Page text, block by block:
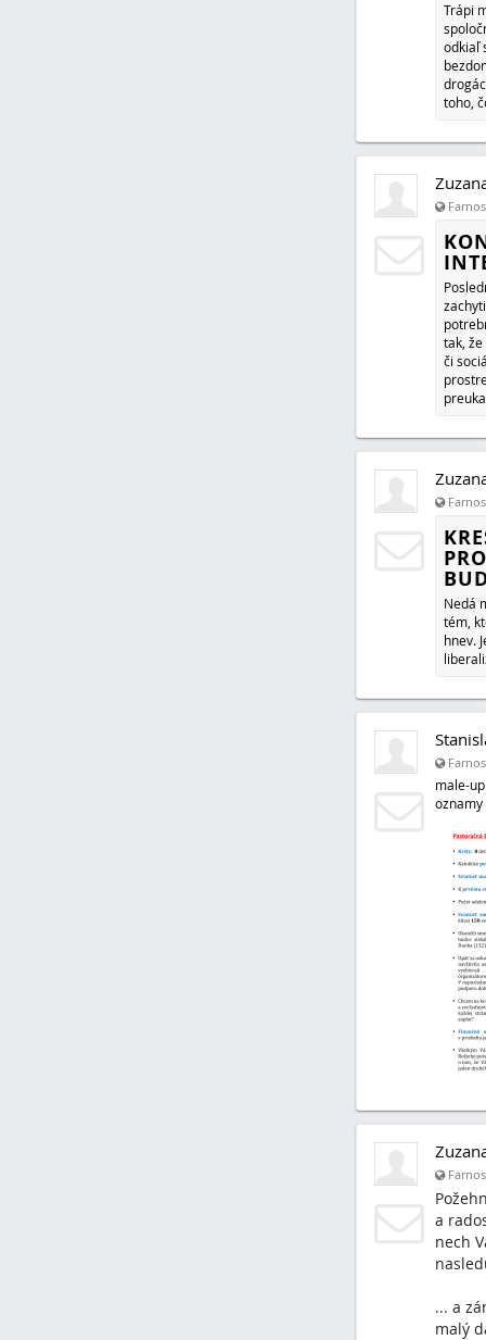
Trápi
odkiaľ
toho,
tak,
či
Nedá
tém,
hnev.
male-
oznamy
a
nech
... a
malý